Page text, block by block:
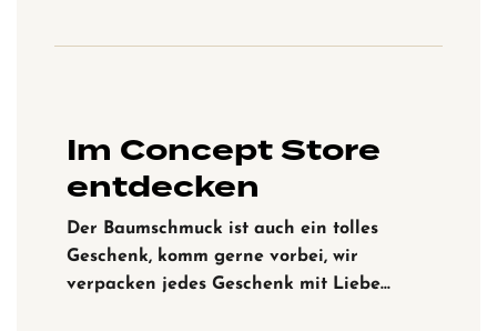
Im Concept Store
entdecken
Der Baumschmuck ist auch ein tolles
Geschenk, komm gerne vorbei, wir
verpacken jedes Geschenk mit Liebe…